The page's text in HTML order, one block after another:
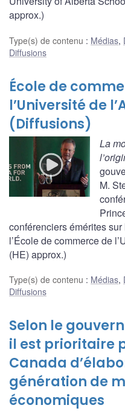
approx.)
Type(s) de contenu : Médias,
Diffusions
École de
l’Université de
(Diffusions)
La
M.
conférenciers émérites
l’École de commerce de
(HE) approx.)
Type(s) de contenu : Médias,
Diffusions
Selon le
il est prioritaire
Canada
génération de
économiques